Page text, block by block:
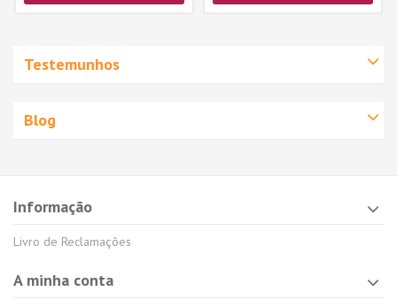
Testemunhos
Blog
Informação
Livro de Reclamações
A minha conta